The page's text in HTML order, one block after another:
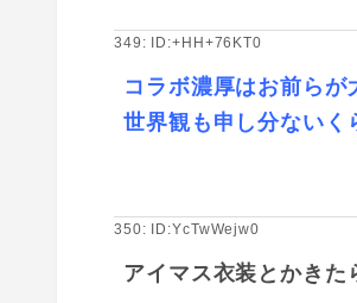
349: ID:+HH+76KT0
コラボ濃厚はお前ら
世界観も申し分ないく
350: ID:YcTwWejw0
アイマス衣装とかきた